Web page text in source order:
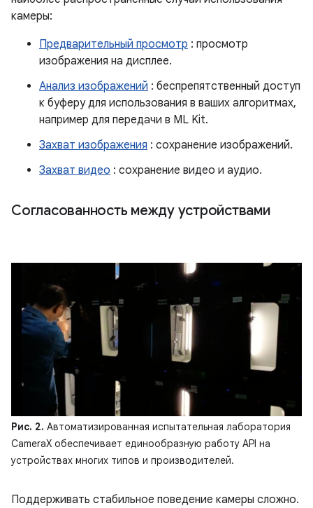
камеры:
Предварительный просмотр : просмотр
изображения на дисплее.
Анализ изображений : беспрепятственный доступ
к буферу для использования в ваших алгоритмах,
например для передачи в ML Kit.
Захват изображения : сохранение изображений.
Захват видео : сохранение видео и аудио.
Согласованность между устройствами
Рис. 2. Автоматизированная испытательная лаборатория
CameraX обеспечивает единообразную работу API на
устройствах многих типов и производителей.
Поддерживать стабильное поведение камеры сложно.